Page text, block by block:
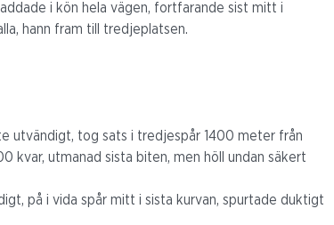
i kön hela vägen, fortfarande sist mitt i
hann fram till tredjeplatsen.
utvändigt, tog sats i tredjespår 1400 meter från
kvar, utmanad sista biten, men höll undan säkert
på i vida spår mitt i sista kurvan, spurtade duktigt